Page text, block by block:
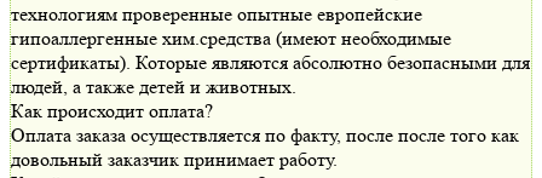
технологиям проверенные опытные европейские
гипоаллергенные хим.средства (имеют необходимые
сертификаты). Которые являются абсолютно безопасными для
людей, а также детей и животных.
Как происходит оплата?
Оплата заказа осуществляется по факту, после после того как
довольный заказчик принимает работу.